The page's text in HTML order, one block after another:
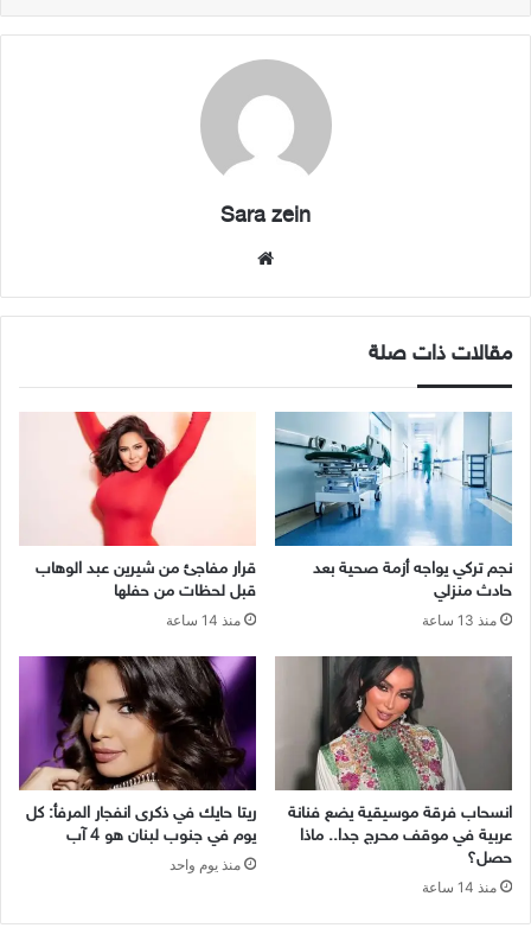
Sara zein
مقالات ذات صلة
نجم تركي يواجه أزمة صحية بعد
حادث منزلي
منذ 13 ساعة
قرار مفاجئ من شيرين عبد الوهاب
قبل لحظات من حفلها
منذ 14 ساعة
انسحاب فرقة موسيقية يضع فنانة
عربية في موقف محرج جدا.. ماذا
حصل؟
منذ 14 ساعة
ريتا حايك في ذكرى انفجار المرفأ: كل
يوم في جنوب لبنان هو 4 آب
منذ يوم واحد